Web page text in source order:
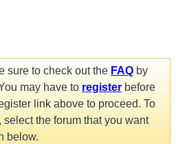
sure to check out the FAQ by
may have to register before
link above to proceed. To
the forum that you want
below.